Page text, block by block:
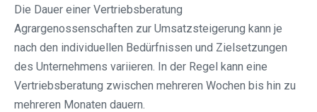
Die Dauer einer Vertriebsberatung
Agrargenossenschaften zur Umsatzsteigerung kann je
nach den individuellen Bedürfnissen und Zielsetzungen
des Unternehmens variieren. In der Regel kann eine
Vertriebsberatung zwischen mehreren Wochen bis hin zu
mehreren Monaten dauern.